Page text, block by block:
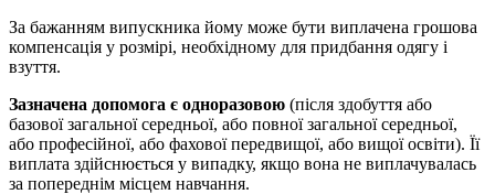
За бажанням випускника йому може бути виплачена грошова
компенсація у розмірі, необхідному для придбання одягу і
взуття.
Зазначена допомога є одноразовою (після здобуття або
базової загальної середньої, або повної загальної середньої,
або професійної, або фахової передвищої, або вищої освіти). Її
виплата здійснюється у випадку, якщо вона не виплачувалась
за попереднім місцем навчання.